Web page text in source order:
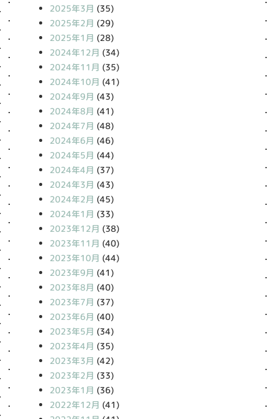
2025年3月 (35)
2025年2月 (29)
2025年1月 (28)
2024年12月 (34)
2024年11月 (35)
2024年10月 (41)
2024年9月 (43)
2024年8月 (41)
2024年7月 (48)
2024年6月 (46)
2024年5月 (44)
2024年4月 (37)
2024年3月 (43)
2024年2月 (45)
2024年1月 (33)
2023年12月 (38)
2023年11月 (40)
2023年10月 (44)
2023年9月 (41)
2023年8月 (40)
2023年7月 (37)
2023年6月 (40)
2023年5月 (34)
2023年4月 (35)
2023年3月 (42)
2023年2月 (33)
2023年1月 (36)
2022年12月 (41)